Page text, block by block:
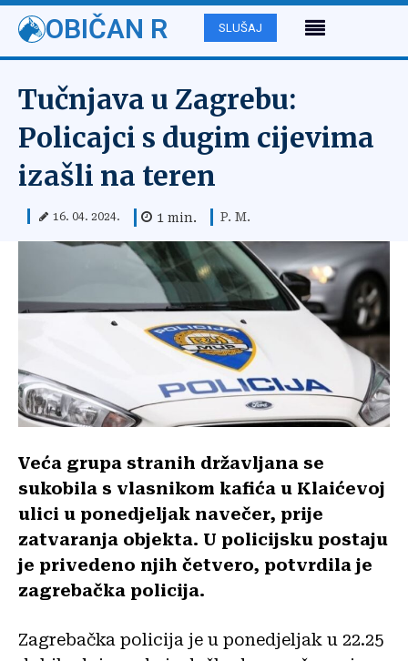
OBIČAN R SLUŠAJ
Tučnjava u Zagrebu:
Policajci s dugim cijevima
izašli na teren
16. 04. 2024. 1 min. P. M.
Veća grupa stranih državljana se
sukobila s vlasnikom kafića u Klaićevoj
ulici u ponedjeljak navečer, prije
zatvaranja objekta. U policijsku postaju
je privedeno njih četvero, potvrdila je
zagrebačka policija.
Zagrebačka policija je u ponedjeljak u 22.25